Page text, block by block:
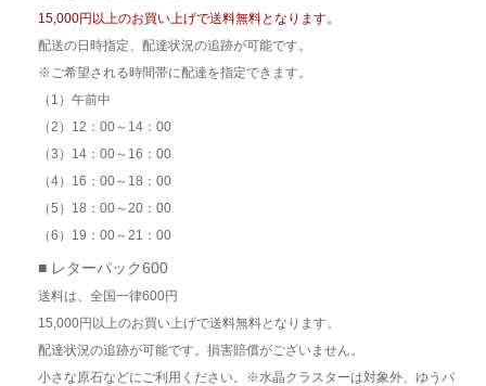
15,000円以上のお買い上げで送料無料となります。
配送の日時指定、配達状況の追跡が可能です。
※ご希望される時間帯に配達を指定できます。
（1）午前中
（2）12：00～14：00
（3）14：00～16：00
（4）16：00～18：00
（5）18：00～20：00
（6）19：00～21：00
■ レターパック600
送料は、全国一律600円
15,000円以上のお買い上げで送料無料となります。
配達状況の追跡が可能です。損害賠償がございません。
小さな原石などにご利用ください。※水晶クラスターは対象外、ゆうパ